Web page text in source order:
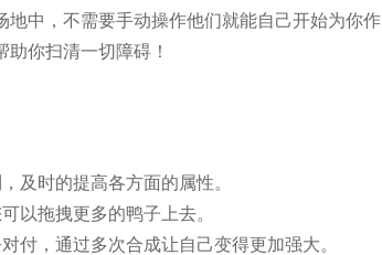
中，不需要手动操作他们就能自己开始为你作
你扫清一切障碍！
及时的提高各方面的属性。
以拖拽更多的鸭子上去。
付，通过多次合成让自己变得更加强大。